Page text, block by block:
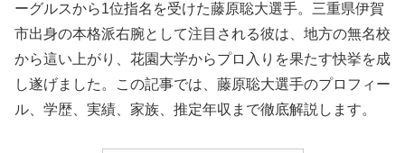
ーグルスから1位指名を受けた藤原聡大選手。三重県伊賀
市出身の本格派右腕として注目される彼は、地方の無名校
から這い上がり、花園大学からプロ入りを果たす快挙を成
し遂げました。この記事では、藤原聡大選手のプロフィー
ル、学歴、実績、家族、推定年収まで徹底解説します。